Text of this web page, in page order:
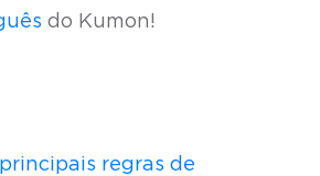
do Kumon!
regras de